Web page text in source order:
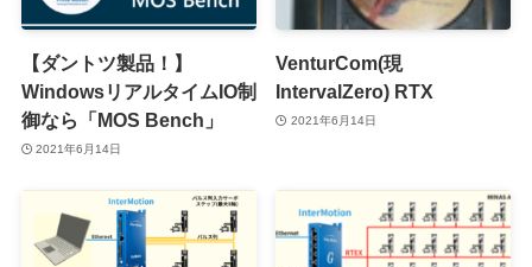
【ダントツ製品！】
WindowsリアルタイムIO制
御なら「MOS Bench」
2021年6月14日
VenturCom(現
IntervalZero) RTX
2021年6月14日